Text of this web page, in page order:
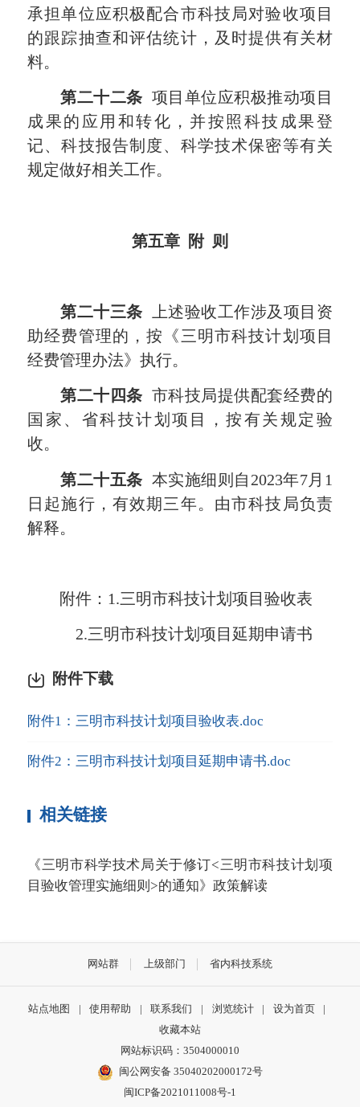
承担单位应积极配合市科技局对验收项目
的跟踪抽查和评估统计，及时提供有关材
料。
第二十二条 项目单位应积极推动项目
成果的应用和转化，并按照科技成果登
记、科技报告制度、科学技术保密等有关
规定做好相关工作。
第五章 附 则
第二十三条 上述验收工作涉及项目资
助经费管理的，按《三明市科技计划项目
经费管理办法》执行。
第二十四条 市科技局提供配套经费的
国家、省科技计划项目，按有关规定验
收。
第二十五条 本实施细则自2023年7月1
日起施行，有效期三年。由市科技局负责
解释。
附件：1.三明市科技计划项目验收表
2.三明市科技计划项目延期申请书
附件下载
附件1：三明市科技计划项目验收表.doc
附件2：三明市科技计划项目延期申请书.doc
相关链接
《三明市科学技术局关于修订<三明市科技计划项
目验收管理实施细则>的通知》政策解读
网站群 上级部门 省内科技系统
站点地图 | 使用帮助 | 联系我们 | 浏览统计 | 设为首页
|
收藏本站
网站标识码：3504000010
闽公网安备 35040202000172号
闽ICP备2021011008号-1